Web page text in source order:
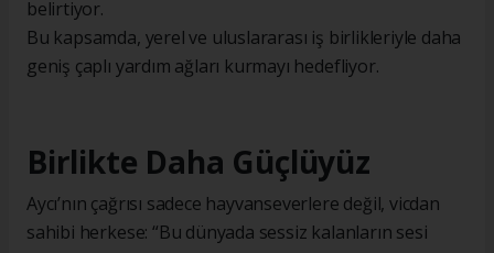
belirtiyor.
Bu kapsamda, yerel ve uluslararası iş birlikleriyle daha
geniş çaplı yardım ağları kurmayı hedefliyor.
Birlikte Daha Güçlüyüz
Aycı’nın çağrısı sadece hayvanseverlere değil, vicdan
sahibi herkese: “Bu dünyada sessiz kalanların sesi